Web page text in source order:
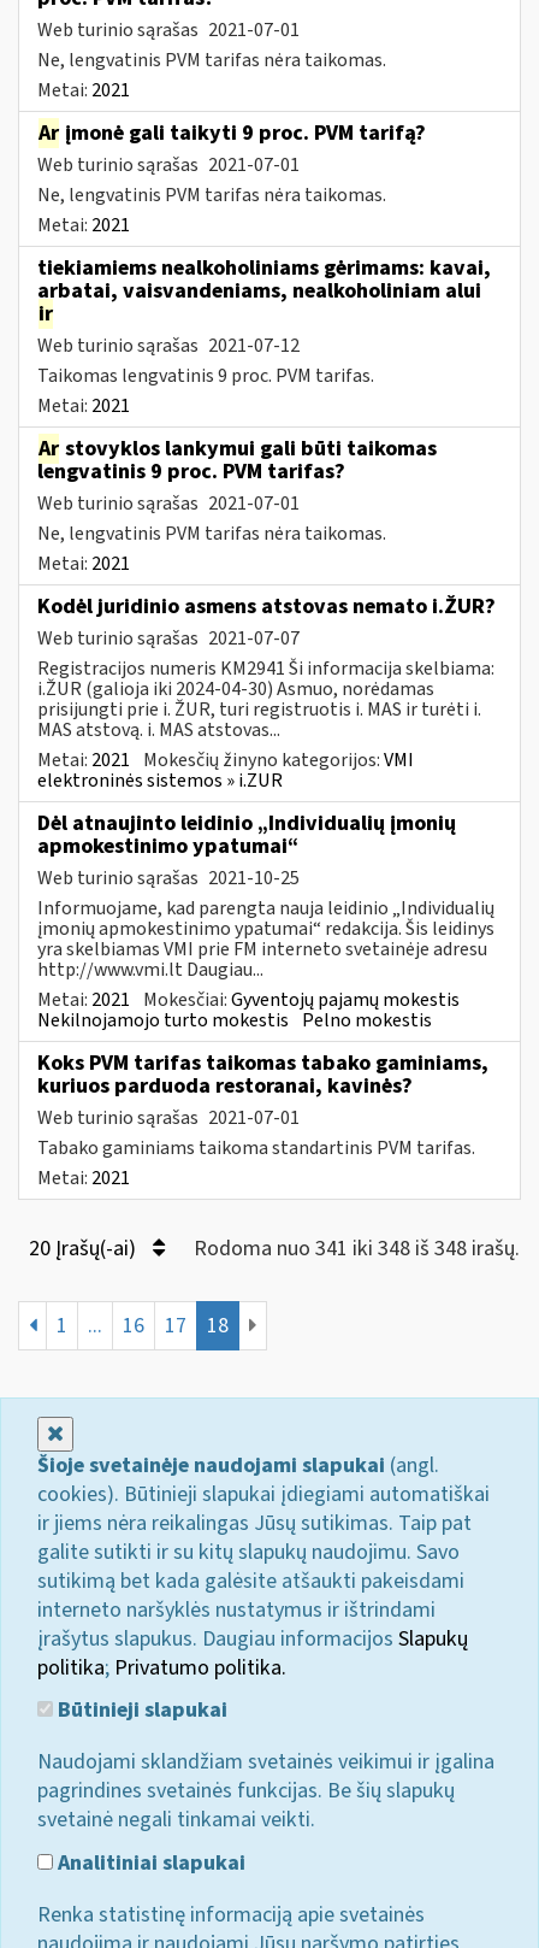
Web turinio sąrašas 2021-07-01
Ne, lengvatinis PVM tarifas nėra taikomas.
Metai: 2021
Ar įmonė gali taikyti 9 proc. PVM tarifą?
Web turinio sąrašas 2021-07-01
Ne, lengvatinis PVM tarifas nėra taikomas.
Metai: 2021
tiekiamiems nealkoholiniams gėrimams: kavai,
arbatai, vaisvandeniams, nealkoholiniam alui
ir
Web turinio sąrašas 2021-07-12
Taikomas lengvatinis 9 proc. PVM tarifas.
Metai: 2021
Ar stovyklos lankymui gali būti taikomas
lengvatinis 9 proc. PVM tarifas?
Web turinio sąrašas 2021-07-01
Ne, lengvatinis PVM tarifas nėra taikomas.
Metai: 2021
Kodėl juridinio asmens atstovas nemato i.ŽUR?
Web turinio sąrašas 2021-07-07
Registracijos numeris KM2941 Ši informacija skelbiama:
i.ŽUR (galioja iki 2024-04-30) Asmuo, norėdamas
prisijungti prie i. ŽUR, turi registruotis i. MAS ir turėti i.
MAS atstovą. i. MAS atstovas...
Metai: 2021 Mokesčių žinyno kategorijos:VMI
elektroninės sistemos » i.ZUR
Dėl atnaujinto leidinio „Individualių įmonių
apmokestinimo ypatumai“
Web turinio sąrašas 2021-10-25
Informuojame, kad parengta nauja leidinio „Individualių
įmonių apmokestinimo ypatumai“ redakcija. Šis leidinys
yra skelbiamas VMI prie FM interneto svetainėje adresu
http://www.vmi.lt Daugiau...
Metai: 2021 Mokesčiai:Gyventojų pajamų mokestis
Nekilnojamojo turto mokestis Pelno mokestis
Koks PVM tarifas taikomas tabako gaminiams,
kuriuos parduoda restoranai, kavinės?
Web turinio sąrašas 2021-07-01
Tabako gaminiams taikoma standartinis PVM tarifas.
Metai: 2021
20 Įrašų(-ai) Rodoma nuo 341 iki 348 iš 348 irašų.
1 ... 16 17 18
Šioje svetainėje naudojami slapukai (angl.
cookies). Būtinieji slapukai įdiegiami automatiškai
ir jiems nėra reikalingas Jūsų sutikimas. Taip pat
galite sutikti ir su kitų slapukų naudojimu. Savo
sutikimą bet kada galėsite atšaukti pakeisdami
interneto naršyklės nustatymus ir ištrindami
įrašytus slapukus. Daugiau informacijos Slapukų
politika; Privatumo politika.
Būtinieji slapukai
Naudojami sklandžiam svetainės veikimui ir įgalina
pagrindines svetainės funkcijas. Be šių slapukų
svetainė negali tinkamai veikti.
Analitiniai slapukai
Renka statistinę informaciją apie svetainės